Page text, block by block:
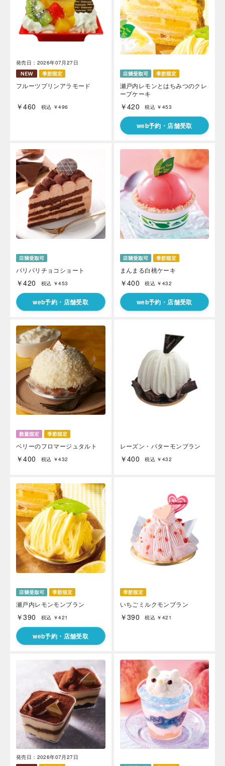
発売日：2026年07月27日
フルーツプリンアラモード
￥460 税込 ￥496
瀬戸内レモンとはちみつのクレ
ープケーキ
￥420 税込 ￥453
web予約・店舗受取
パリパリチョコショート
￥420 税込 ￥453
web予約・店舗受取
まんまる白桃ケーキ
￥400 税込 ￥432
web予約・店舗受取
ベリーのフロマージュタルト
￥400 税込 ￥432
レーズン・バターモンブラン
￥400 税込 ￥432
瀬戸内レモンモンブラン
￥390 税込 ￥421
web予約・店舗受取
いちごミルクモンブラン
￥390 税込 ￥421
発売日：2026年07月27日